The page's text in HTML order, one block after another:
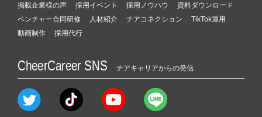
掲載企業様の声 採用イベント 採用ノウハウ
資料ダウンロード
ベンチャー合同研修
人材紹介 チアコネクション
TikTok運用
動画制作
採用代行
CheerCareer SNS チアキャリアからの発信